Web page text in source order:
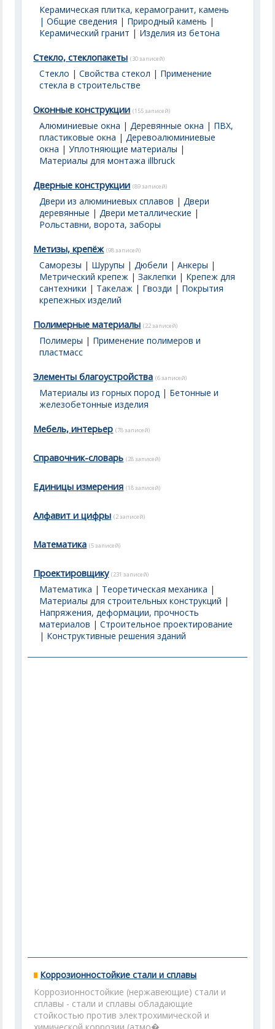
Керамическая плитка, керамогранит, камень
| Общие сведения | Природный камень |
Керамический гранит | Изделия из бетона
Стекло, стеклопакеты (30 записей)
Стекло |Свойства стекол | Применение
стекла в строительстве
Оконные конструкции (155 записей)
Алюминиевые окна |Деревянные окна | ПВХ,
пластиковые окна |Деревоалюминиевые
окна |Уплотняющие материалы |
Материалы для монтажа illbruck
Дверные конструкции (89 записей)
Двери из алюминиевых сплавов |Двери
деревянные |Двери металлические |
Рольставни, ворота, заборы
Метизы, крепёж (98 записей)
Саморезы | Шурупы |Дюбели |Анкеры |
Метрический крепеж |Заклепки | Крепеж для
сантехники | Такелаж | Гвозди | Покрытия
крепежных изделий
Полимерные материалы (22 записей)
Полимеры | Применение полимеров и
пластмасс
Элементы благоустройства (6 записей)
Материалы из горных пород | Бетонные и
железобетонные изделия
Мебель, интерьер (78 записей)
Справочник-словарь (28 записей)
Единицы измерения (18 записей)
Алфавит и цифры (2 записей)
Математика (5 записей)
Проектировщику (231 записей)
Математика | Теоретическая механика |
Материалы для строительных конструкций |
Напряжения, деформации, прочность
материалов |Строительное проектирование
| Конструктивные решения зданий
Коррозионностойкие стали и сплавы
Коррозионностойкие (нержавеющие) стали и
сплавы - стали и сплавы обладающие
стойкостью против электрохимической и